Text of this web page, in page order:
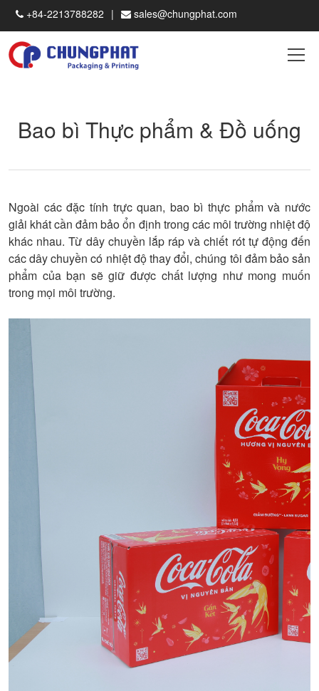
+84-2213788282 sales@chungphat.com
Bao bì Thực phẩm & Đồ uống
Ngoài các đặc tính trực quan, bao bì thực phẩm và nước
giải khát cần đảm bảo ổn định trong các môi trường nhiệt độ
khác nhau. Từ dây chuyền lắp ráp và chiết rót tự động đến
các dây chuyền có nhiệt độ thay đổi, chúng tôi đảm bảo sản
phẩm của bạn sẽ giữ được chất lượng như mong muốn
trong mọi môi trường.